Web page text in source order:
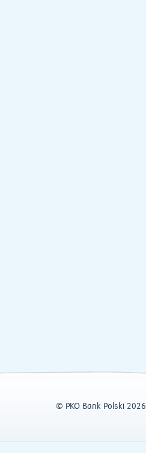
© PKO Bank Polski 2026